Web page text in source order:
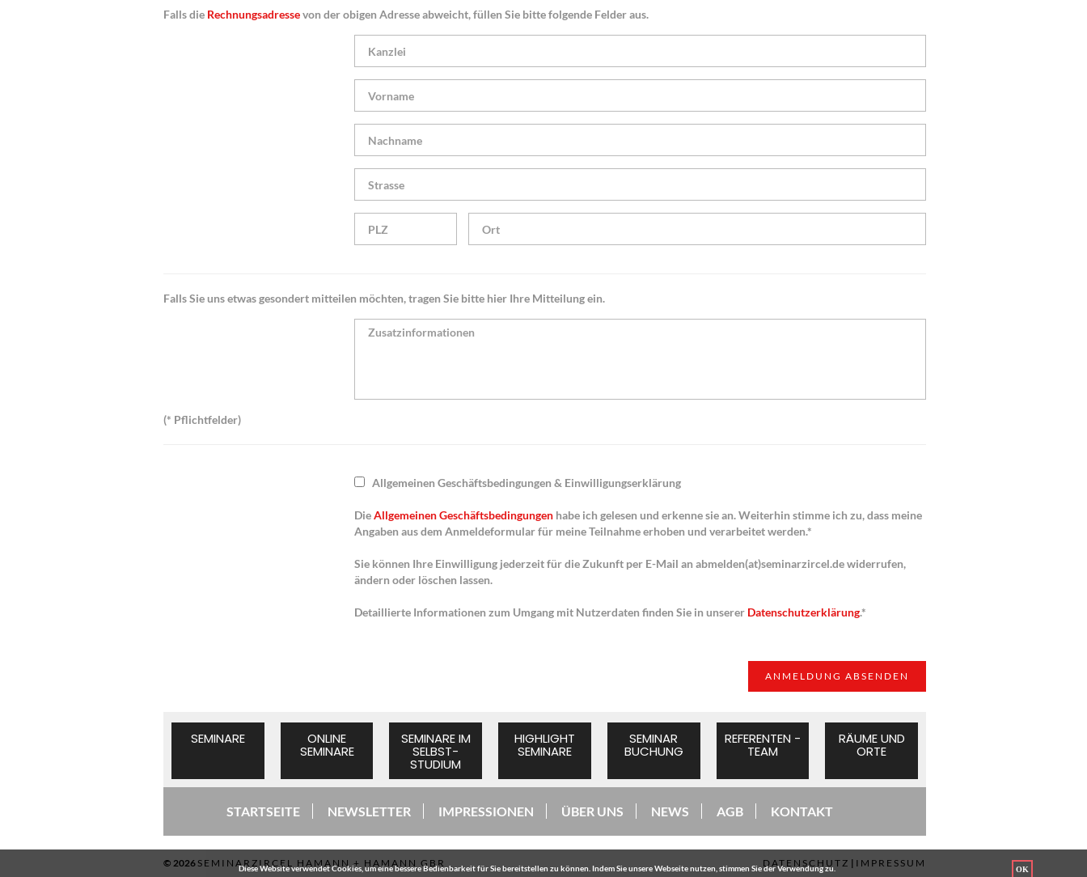
Falls die Rechnungsadressevon der obigen Adresse abweicht, füllen Sie bitte folgende Felder aus.
Falls Sie uns etwas gesondert mitteilen möchten, tragen Sie bitte hier Ihre Mitteilung ein.
(* Pflichtfelder)
Allgemeinen Geschäftsbedingungen & Einwilligungserklärung
DieAllgemeinen Geschäftsbedingungenhabe ich gelesen und erkenne sie an. Weiterhin stimme ich zu, dass meine
Angaben aus dem Anmeldeformular für meine Teilnahme erhoben und verarbeitet werden.*
Sie können Ihre Einwilligung jederzeit für die Zukunft per E-Mail an abmelden(at)seminarzircel.de widerrufen,
ändern oder löschen lassen.
Detaillierte Informationen zum Umgang mit Nutzerdaten finden Sie in unserer Datenschutzerklärung.*
SEMINARE ONLINE
SEMINARE
SEMINARE IM
SELBST-
STUDIUM
HIGHLIGHT
SEMINARE
SEMINAR
BUCHUNG
REFERENTEN -
TEAM
RÄUME UND
ORTE
STARTSEITE NEWSLETTER IMPRESSIONEN ÜBER UNS NEWS AGB KONTAKT
© 2026 SEMINARZIRCEL HAMANN + HAMANN GBR DATENSCHUTZ | IMPRESSUM
OK
Diese Website verwendet Cookies, um eine bessere Bedienbarkeit für Sie bereitstellen zu können. Indem Sie unsere Webseite nutzen, stimmen Sie der Verwendung zu.